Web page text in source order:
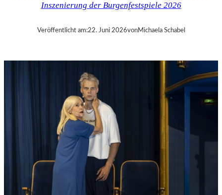
Inszenierung der Burgenfestspiele 2026
Veröffentlicht am:22. Juni 2026vonMichaela Schabel